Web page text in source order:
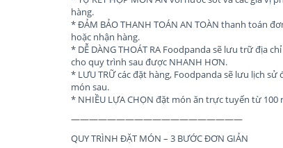
hàng.
* ĐẢM BẢO THANH TOÁN AN TOÀN thanh toán
hoặc nhận hàng.
* DỄ DÀNG THOÁT RA Foodpanda sẽ lưu trữ địa
cho quy trình sau được NHANH HƠN.
* LƯU TRỮ các đặt hàng, Foodpanda sẽ lưu lịch
món sau.
* NHIỀU LỰA CHỌN đặt món ăn trực tuyến từ
———————————————————
QUY TRÌNH ĐẶT MÓN – 3 BƯỚC ĐƠN GIẢN